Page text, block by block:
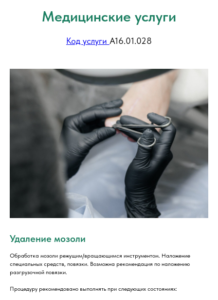
Медицинские услуги
Код услуги А16.01.028
Удаление мозоли
Обработка мозоли режущим/вращающимся инструментом. Наложение
специальных средств, повязки. Возможна рекомендация по наложению
разгрузочной повязки.
Процедуру рекомендовано выполнять при следующих состояниях: